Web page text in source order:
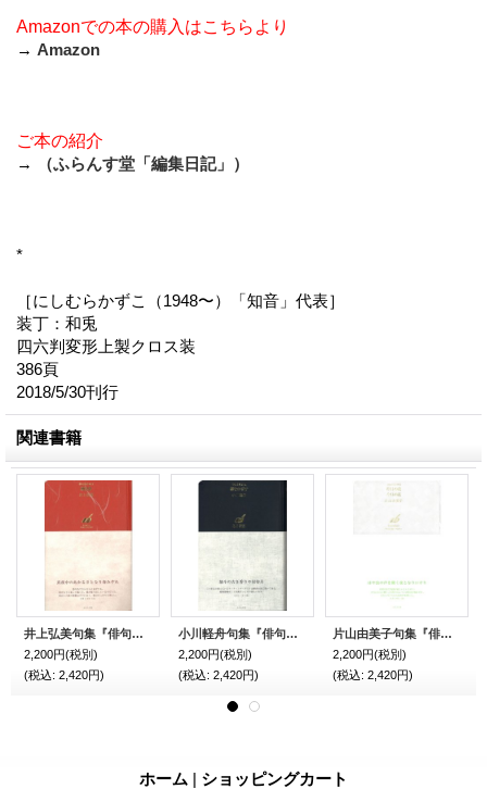
Amazonでの本の購入はこちらより
→ Amazon
ご本の紹介
→
（ふらんす堂「編集日記」）
*
［にしむらかずこ（1948〜）「知音」代表］
装丁：和兎
四六判変形上製クロス装
386頁
2018/5/30刊行
関連書籍
井上弘美句集『俳句日記2013 顔見世』（かおみせ）
2,200円(税別)
(税込: 2,420円)
小川軽舟句集『俳句日記2014 掌をかざす』（てをかざす）
2,200円(税別)
(税込: 2,420円)
片山由美子句集『俳句日記2015 昨日の花 今日の花』（きのうのはな きょうのはな）
2,200円(税別)
(税込: 2,420円)
ホーム | ショッピングカート